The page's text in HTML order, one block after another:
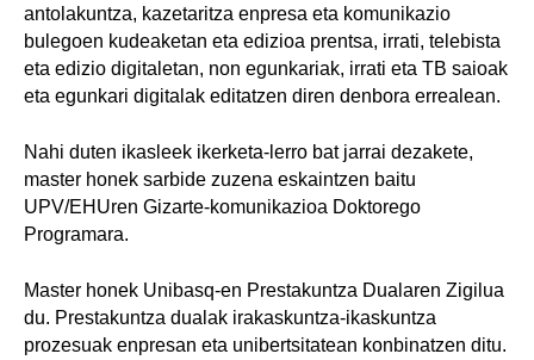
antolakuntza, kazetaritza enpresa eta komunikazio
bulegoen kudeaketan eta edizioa prentsa, irrati, telebista
eta edizio digitaletan, non egunkariak, irrati eta TB saioak
eta egunkari digitalak editatzen diren denbora errealean.
Nahi duten ikasleek ikerketa-lerro bat jarrai dezakete,
master honek sarbide zuzena eskaintzen baitu
UPV/EHUren Gizarte-komunikazioa Doktorego
Programara.
Master honek Unibasq-en Prestakuntza Dualaren Zigilua
du. Prestakuntza dualak irakaskuntza-ikaskuntza
prozesuak enpresan eta unibertsitatean konbinatzen ditu.